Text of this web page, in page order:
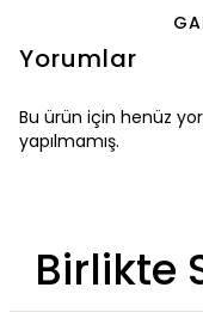
Yorumlar
Bu ürün için henüz
yapılmamış.
Birlikte